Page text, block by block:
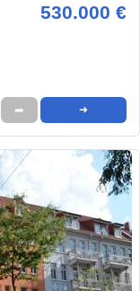
530.000 €
➦ ➜